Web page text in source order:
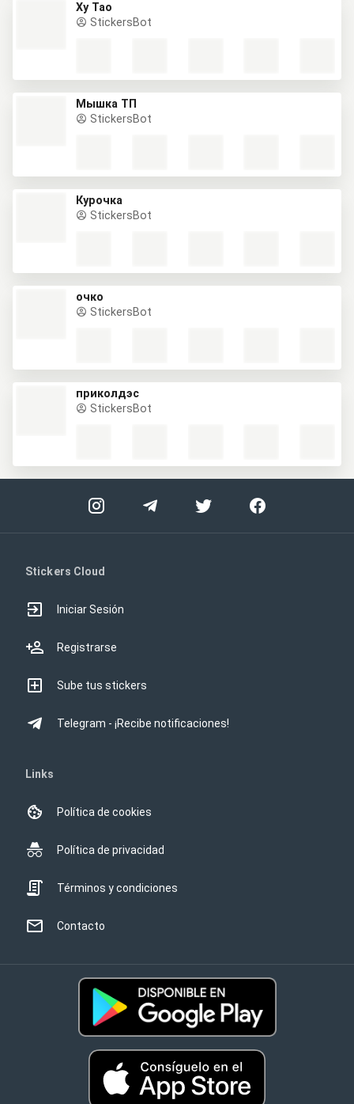
Ху Тао
StickersBot
Мышка ТП
StickersBot
Курочка
StickersBot
очко
StickersBot
приколдэс
StickersBot
Stickers Cloud
Iniciar Sesión
Registrarse
Sube tus stickers
Telegram - ¡Recibe notificaciones!
Links
Política de cookies
Política de privacidad
Términos y condiciones
Contacto